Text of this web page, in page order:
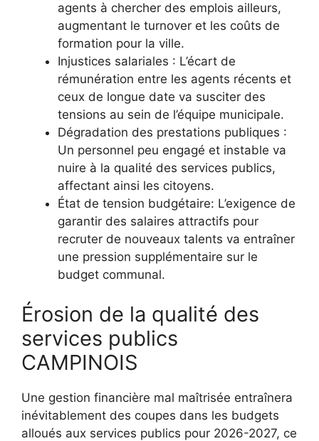
agents à chercher des emplois ailleurs,
augmentant le turnover et les coûts de
formation pour la ville.
Injustices salariales : L’écart de
rémunération entre les agents récents et
ceux de longue date va susciter des
tensions au sein de l’équipe municipale.
Dégradation des prestations publiques :
Un personnel peu engagé et instable va
nuire à la qualité des services publics,
affectant ainsi les citoyens.
État de tension budgétaire: L’exigence de
garantir des salaires attractifs pour
recruter de nouveaux talents va entraîner
une pression supplémentaire sur le
budget communal.
Érosion de la qualité des
services publics
CAMPINOIS
Une gestion financière mal maîtrisée entraînera
inévitablement des coupes dans les budgets
alloués aux services publics pour 2026-2027, ce